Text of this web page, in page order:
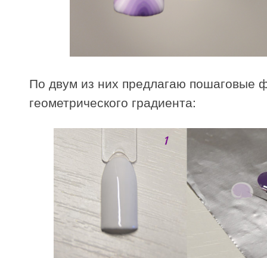
По двум из них предлагаю пошаговые
геометрического градиента: